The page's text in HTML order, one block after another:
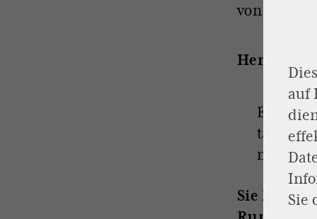
von
Herr
Ein
meinem
Sie haben
auf
Sie